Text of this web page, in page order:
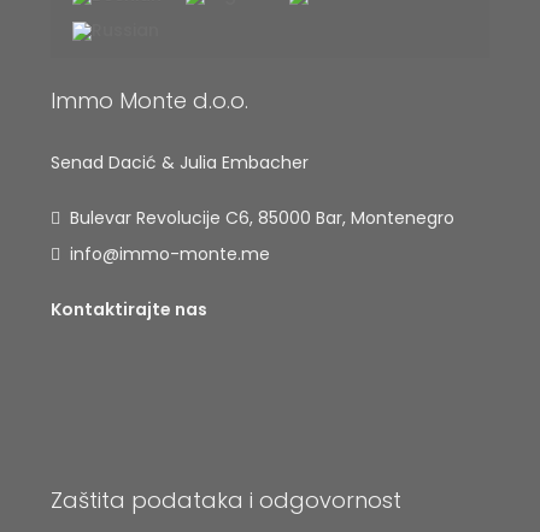
Immo Monte d.o.o.
Senad Dacić & Julia Embacher
Bulevar Revolucije C6, 85000 Bar, Montenegro
info@immo-monte.me
Kontaktirajte nas
Zaštita podataka i odgovornost